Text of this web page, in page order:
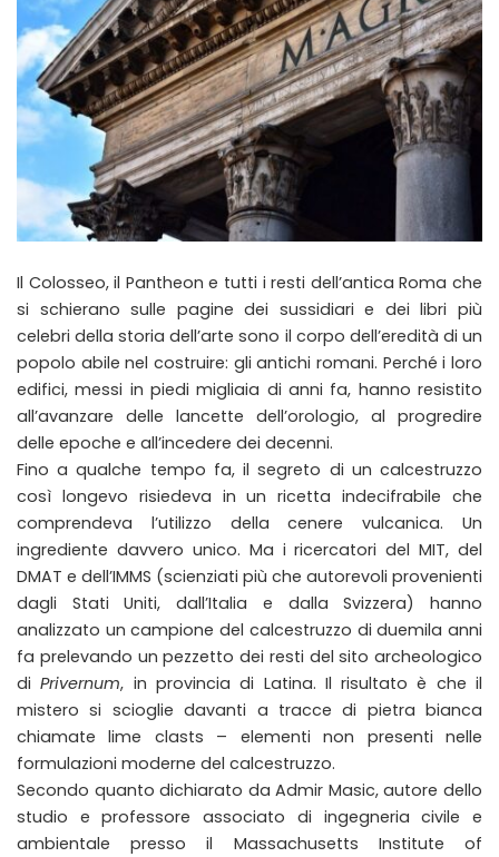
Il Colosseo, il Pantheon e tutti i resti dell’antica Roma che
si schierano sulle pagine dei sussidiari e dei libri più
celebri della storia dell’arte sono il corpo dell’eredità di un
popolo abile nel costruire: gli antichi romani. Perché i loro
edifici, messi in piedi migliaia di anni fa, hanno resistito
all’avanzare delle lancette dell’orologio, al progredire
delle epoche e all’incedere dei decenni.
Fino a qualche tempo fa, il segreto di un calcestruzzo
così longevo risiedeva in un ricetta indecifrabile che
comprendeva l’utilizzo della cenere vulcanica. Un
ingrediente davvero unico. Ma i ricercatori del MIT, del
DMAT e dell’IMMS (scienziati più che autorevoli provenienti
dagli Stati Uniti, dall’Italia e dalla Svizzera) hanno
analizzato un campione del calcestruzzo di duemila anni
fa prelevando un pezzetto dei resti del sito archeologico
diPrivernum, in provincia di Latina. Il risultato è che il
mistero si scioglie davanti a tracce di pietra bianca
chiamate lime clasts – elementi non presenti nelle
formulazioni moderne del calcestruzzo.
Secondo quanto dichiarato da Admir Masic, autore dello
studio e professore associato di ingegneria civile e
ambientale presso il Massachusetts Institute of